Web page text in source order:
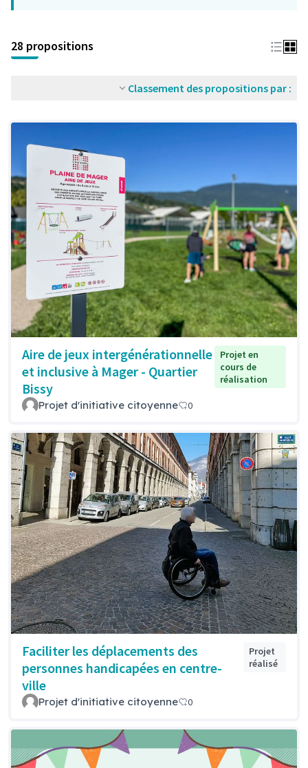
28 propositions
Classement des propositions par :
Aire de jeux intergénérationnelle
et inclusive à Mager - Quartier
Bissy
Projet en
cours de
réalisation
Projet d'initiative citoyenne 0
Faciliter les déplacements des
personnes handicapées en centre-
ville
Projet
réalisé
Projet d'initiative citoyenne 0